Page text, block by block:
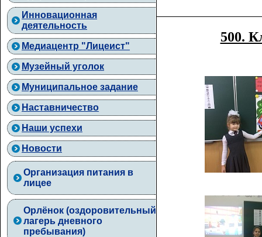
Инновационная
деятельность
Медиацентр "Лицеист"
Музейный уголок
Муниципальное задание
Наставничество
Наши успехи
Новости
Организация питания в
лицее
Орлёнок (оздоровительный
лагерь дневного
пребывания)
500.